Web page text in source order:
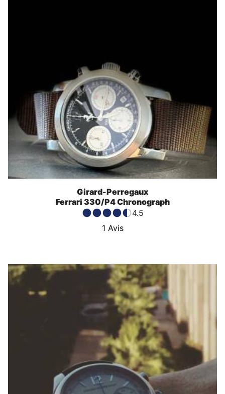
Girard-Perregaux
Ferrari 330/P4 Chronograph
4.5
1 Avis